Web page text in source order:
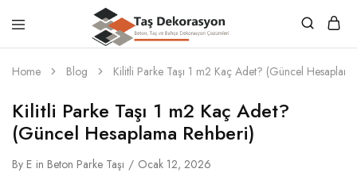
Taş
Dekorasyon
Beton,
Taş
ve
Dekorasyon
Çözümleri
Home Blog Kilitli Parke Taşı 1 m2 Kaç Adet? (Güncel
Kilitli Parke Taşı 1 m2 Kaç Adet?
(Güncel Hesaplama Rehberi)
By E in Beton Parke Taşı Ocak 12, 2026